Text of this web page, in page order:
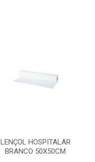
LENÇOL HOSPITALAR
BRANCO 50X50CM